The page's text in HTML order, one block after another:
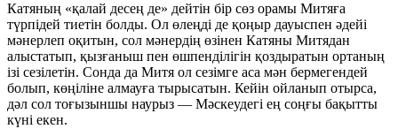
Катяның «қалай десең де» дейтін бір сөз орамы Митяға
түрпідей тиетін болды. Ол өлеңді де қоңыр дауыспен әдейі
мәнерлеп оқитын, сол мәнердің өзінен Катяны Митядан
алыстатып, қызғаныш пен өшпенділігін қоздыратын ортаның
ізі сезілетін. Сонда да Митя ол сезімге аса мән бермегендей
болып, көңіліне алмауға тырысатын. Кейін ойланып отырса,
дәл сол тоғызыншы наурыз — Мәскеудегі ең соңғы бақытты
күні екен.